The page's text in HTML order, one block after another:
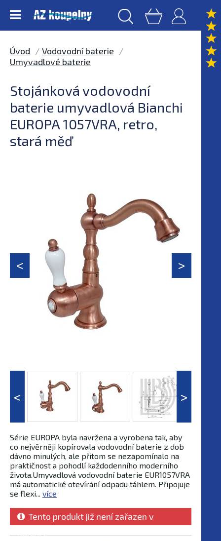
Úvod
Vodovodní baterie
Umyvadlové baterie
Stojánková vodovodní
baterie umyvadlová Bianchi
EUROPA 1057VRA, retro,
stará měď
Série EUROPA byla navržena a vyrobena tak, aby
co nejvěrněji kopírovala vodovodní baterie z dob
dávno minulých, ale přitom se nezapomínalo na
praktičnost a pohodlí každodenního moderního
života.Umyvadlová vodovodní baterie EUR1057VRA
má automatické otevírání odpadu táhlem. Připojuje
se flexi... více
Tento produkt již není zařazen v
nabídce